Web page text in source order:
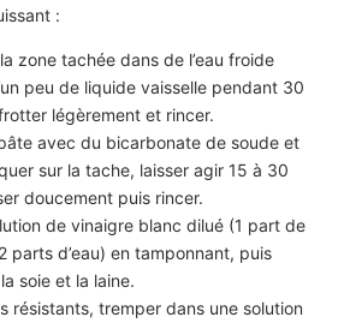
:
zone tachée dans de l’eau froide
peu de liquide vaisselle pendant 30
légèrement et rincer.
avec du bicarbonate de soude et
sur la tache, laisser agir 15 à 30
doucement puis rincer.
de vinaigre blanc dilué (1 part de
parts d’eau) en tamponnant, puis
soie et la laine.
résistants, tremper dans une solution